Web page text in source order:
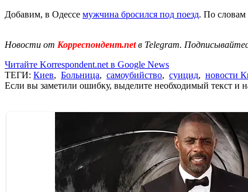
Добавим, в Одессе мужчина бросился под поезд. По словам
Новости от Корреспондент.netв Telegram.
Читайте Korrespondent.net в Google News
ТЕГИ: Киев, Больница, самоубийство, суицид, новости
Если вы заметили ошибку, выделите необходимый текст и